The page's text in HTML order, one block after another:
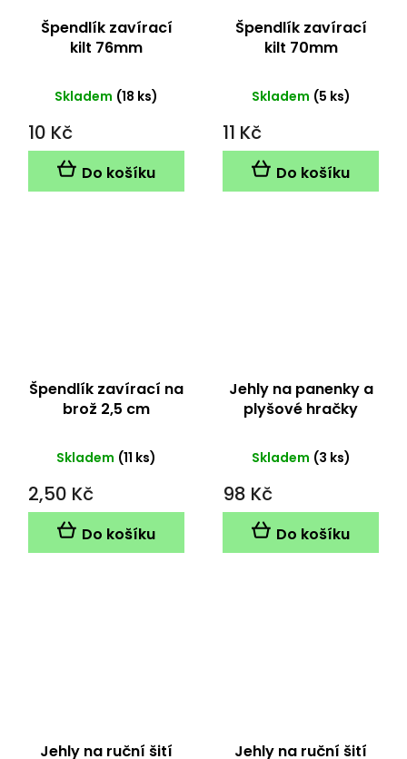
Špendlík zavírací
kilt 76mm
Skladem (18 ks)
10 Kč
Do košíku
Špendlík zavírací
kilt 70mm
Skladem (5 ks)
11 Kč
Do košíku
Špendlík zavírací na
brož 2,5 cm
Skladem (11 ks)
2,50 Kč
Do košíku
Jehly na panenky a
plyšové hračky
Skladem (3 ks)
98 Kč
Do košíku
Jehly na ruční šití Jehly na ruční šití